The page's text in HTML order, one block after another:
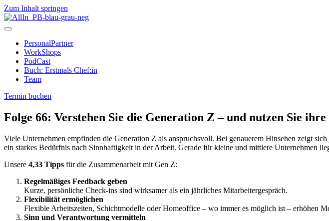
Zum Inhalt springen
PersonalPartner
WorkShops
PodCast
Buch: Erstmals Chef:in
Team
Termin buchen
Folge 66: Verstehen Sie die Generation Z – und nutzen Sie
Viele Unternehmen empfinden die Generation Z als anspruchsvoll. Bei genauerem Hinsehen zeigt
ein starkes Bedürfnis nach Sinnhaftigkeit in der Arbeit. Gerade für kleine und mittlere Unternehmen
Unsere 4,33 Tipps für die Zusammenarbeit mit Gen Z:
Regelmäßiges Feedback geben
Kurze, persönliche Check-ins sind wirksamer als ein jährliches Mitarbeitergespräch.
Flexibilität ermöglichen
Flexible Arbeitszeiten, Schichtmodelle oder Homeoffice – wo immer es möglich ist – erhöhen
Sinn und Verantwortung vermitteln